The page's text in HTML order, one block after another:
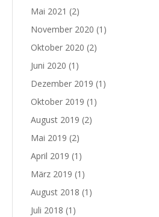
Mai 2021 (2)
November 2020 (1)
Oktober 2020 (2)
Juni 2020 (1)
Dezember 2019 (1)
Oktober 2019 (1)
August 2019 (2)
Mai 2019 (2)
April 2019 (1)
März 2019 (1)
August 2018 (1)
Juli 2018 (1)